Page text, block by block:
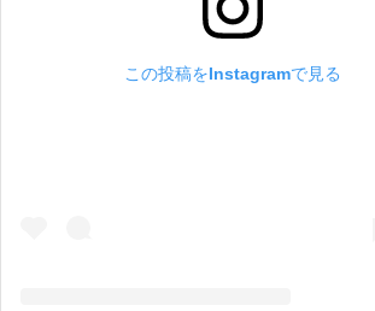
この投稿をInstagramで見る